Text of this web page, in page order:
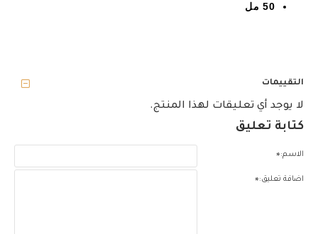
50 مل
التقييمات
لا يوجد أي تعليقات لهذا المنتج.
كتابة تعليق
الاسم:
اضافة تعليق: